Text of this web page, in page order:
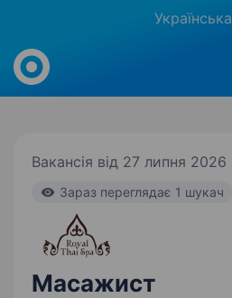
Українська
Work.ua
Вакансія від 27 липня 2026
Зараз переглядає 1 шукач
Масажист